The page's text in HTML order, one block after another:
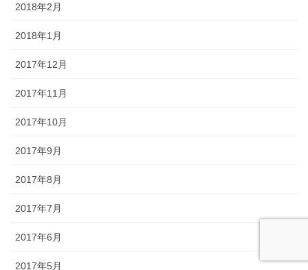
2018年2月
2018年1月
2017年12月
2017年11月
2017年10月
2017年9月
2017年8月
2017年7月
2017年6月
2017年5月